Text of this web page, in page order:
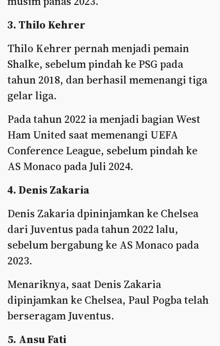
3. Thilo Kehrer
Thilo Kehrer pernah menjadi pemain
Shalke, sebelum pindah ke PSG pada
tahun 2018, dan berhasil memenangi tiga
gelar liga.
Pada tahun 2022 ia menjadi bagian West
Ham United saat memenangi UEFA
Conference League, sebelum pindah ke
AS Monaco pada Juli 2024.
4. Denis Zakaria
Denis Zakaria dpininjamkan ke Chelsea
dari Juventus pada tahun 2022 lalu,
sebelum bergabung ke AS Monaco pada
2023.
Menariknya, saat Denis Zakaria
dipinjamkan ke Chelsea, Paul Pogba telah
berseragam Juventus.
5. Ansu Fati